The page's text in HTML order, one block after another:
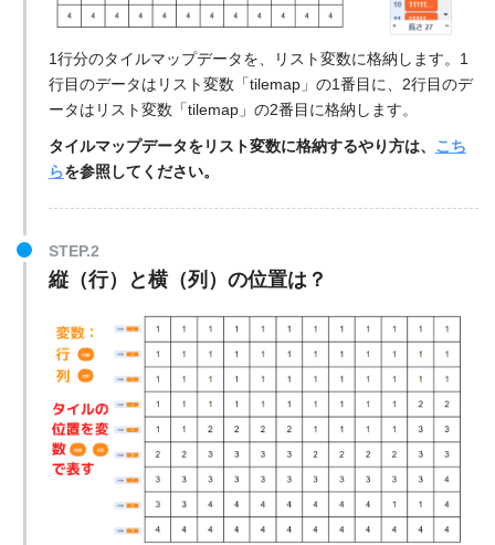
1行分のタイルマップデータを、リスト変数に格納します。1
行目のデータはリスト変数「tilemap」の1番目に、2行目のデ
ータはリスト変数「tilemap」の2番目に格納します。
タイルマップデータをリスト変数に格納するやり方は、 こち
らを参照してください。
STEP.2
縦（行）と横（列）の位置は？